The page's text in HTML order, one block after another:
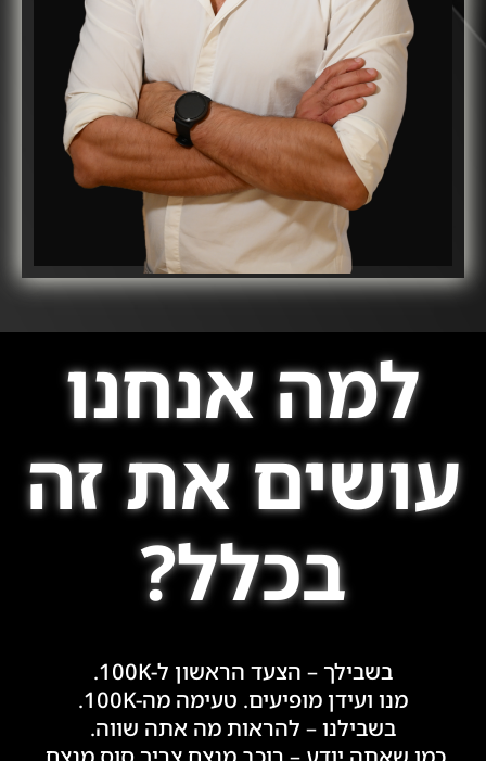
למה אנחנו
עושים את זה
בכלל?
בשבילך – הצעד הראשון ל-100K.
מנו ועידן מופיעים. טעימה מה-100K.
בשבילנו – להראות מה אתה שווה.